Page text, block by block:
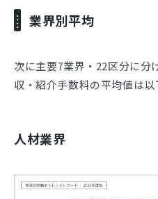
業界別平均
次に主要7業界・22区分に分
収・紹介手数料の平均値は以
人材業界